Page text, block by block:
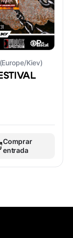
Kiev)
Comprar
entrada